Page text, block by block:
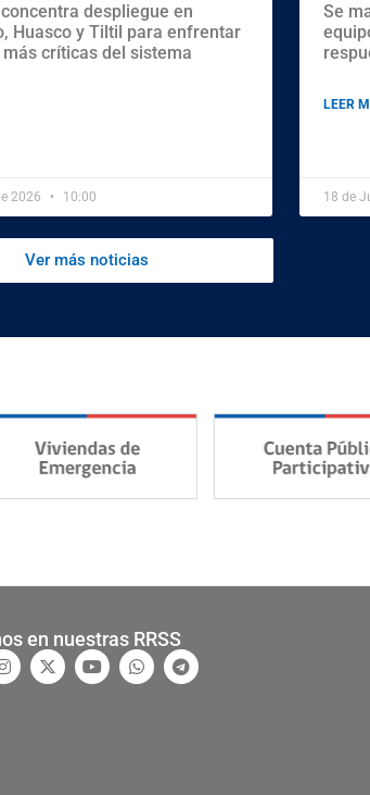
despliegue en
Huasco y Tiltil para enfrentar
más críticas del sistema
2026 10:00
Se
LEER
18 de
Ver más noticias
en nuestras RRSS